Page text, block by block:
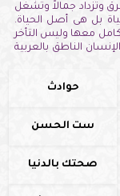
وتزداد جمالاً وتشغل
بل هى أصل الحياة.
معها وليس التأخر
الناطق بالعربية
حوادث
ست الحسن
صحتك بالدنيا